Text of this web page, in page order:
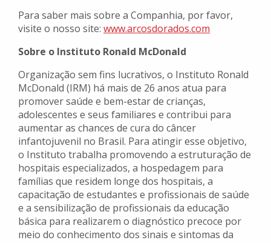
Para saber mais sobre a Companhia, por favor,
visite o nosso site: www.arcosdorados.com
Sobre o Instituto Ronald McDonald
Organização sem fins lucrativos, o Instituto Ronald
McDonald (IRM) há mais de 26 anos atua para
promover saúde e bem-estar de crianças,
adolescentes e seus familiares e contribui para
aumentar as chances de cura do câncer
infantojuvenil no Brasil. Para atingir esse objetivo,
o Instituto trabalha promovendo a estruturação de
hospitais especializados, a hospedagem para
famílias que residem longe dos hospitais, a
capacitação de estudantes e profissionais de saúde
e a sensibilização de profissionais da educação
básica para realizarem o diagnóstico precoce por
meio do conhecimento dos sinais e sintomas da